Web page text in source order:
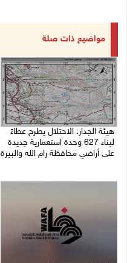
مواضيع ذات صلة
هيئة الجدار: الاحتلال يطرح عطاءً
لبناء 627 وحدة استعمارية جديدة
على أراضي محافظة رام الله والبيرة